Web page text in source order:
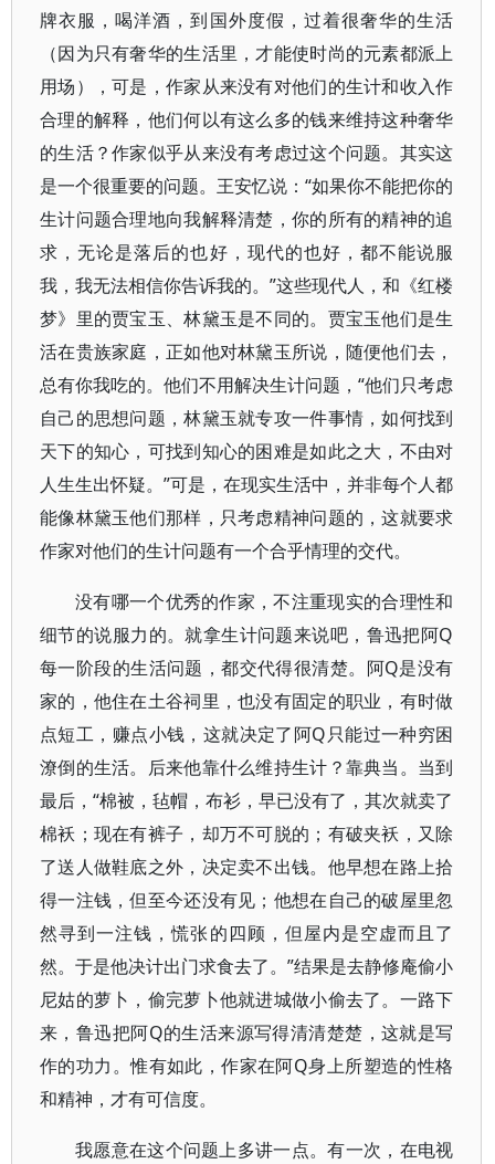
牌衣服，喝洋酒，到国外度假，过着很奢华的生活
（因为只有奢华的生活里，才能使时尚的元素都派上
用场），可是，作家从来没有对他们的生计和收入作
合理的解释，他们何以有这么多的钱来维持这种奢华
的生活？作家似乎从来没有考虑过这个问题。其实这
是一个很重要的问题。王安忆说：“如果你不能把你的
生计问题合理地向我解释清楚，你的所有的精神的追
求，无论是落后的也好，现代的也好，都不能说服
我，我无法相信你告诉我的。”这些现代人，和《红楼
梦》里的贾宝玉、林黛玉是不同的。贾宝玉他们是生
活在贵族家庭，正如他对林黛玉所说，随便他们去，
总有你我吃的。他们不用解决生计问题，“他们只考虑
自己的思想问题，林黛玉就专攻一件事情，如何找到
天下的知心，可找到知心的困难是如此之大，不由对
人生生出怀疑。”可是，在现实生活中，并非每个人都
能像林黛玉他们那样，只考虑精神问题的，这就要求
作家对他们的生计问题有一个合乎情理的交代。
没有哪一个优秀的作家，不注重现实的合理性和
细节的说服力的。就拿生计问题来说吧，鲁迅把阿Q
每一阶段的生活问题，都交代得很清楚。阿Q是没有
家的，他住在土谷祠里，也没有固定的职业，有时做
点短工，赚点小钱，这就决定了阿Q只能过一种穷困
潦倒的生活。后来他靠什么维持生计？靠典当。当到
最后，“棉被，毡帽，布衫，早已没有了，其次就卖了
棉袄；现在有裤子，却万不可脱的；有破夹袄，又除
了送人做鞋底之外，决定卖不出钱。他早想在路上拾
得一注钱，但至今还没有见；他想在自己的破屋里忽
然寻到一注钱，慌张的四顾，但屋内是空虚而且了
然。于是他决计出门求食去了。”结果是去静修庵偷小
尼姑的萝卜，偷完萝卜他就进城做小偷去了。一路下
来，鲁迅把阿Q的生活来源写得清清楚楚，这就是写
作的功力。惟有如此，作家在阿Q身上所塑造的性格
和精神，才有可信度。
我愿意在这个问题上多讲一点。有一次，在电视